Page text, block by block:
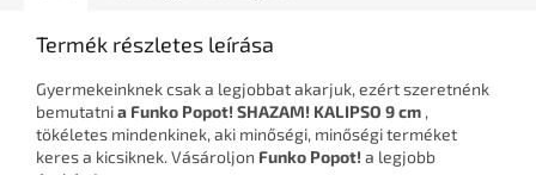
Termék részletes leírása
Gyermekeinknek csak a legjobbat akarjuk, ezért szeretnénk
bemutatnia Funko Popot! SHAZAM! KALIPSO 9 cm ,
tökéletes mindenkinek, aki minőségi, minőségi terméket
keres a kicsiknek. Vásároljon Funko Popot!a legjobb